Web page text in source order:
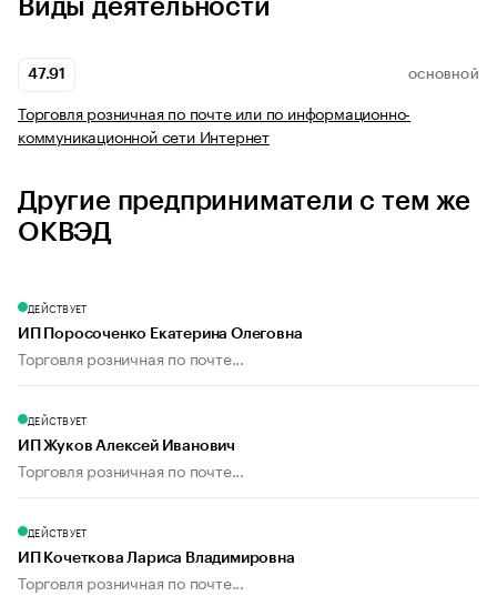
Виды деятельности
47.91 ОСНОВНОЙ
Торговля розничная по почте или по информационно-
коммуникационной сети Интернет
Другие предприниматели с тем же
ОКВЭД
ДЕЙСТВУЕТ
ИП Поросоченко Екатерина Олеговна
Торговля розничная по почте...
ДЕЙСТВУЕТ
ИП Жуков Алексей Иванович
Торговля розничная по почте...
ДЕЙСТВУЕТ
ИП Кочеткова Лариса Владимировна
Торговля розничная по почте...